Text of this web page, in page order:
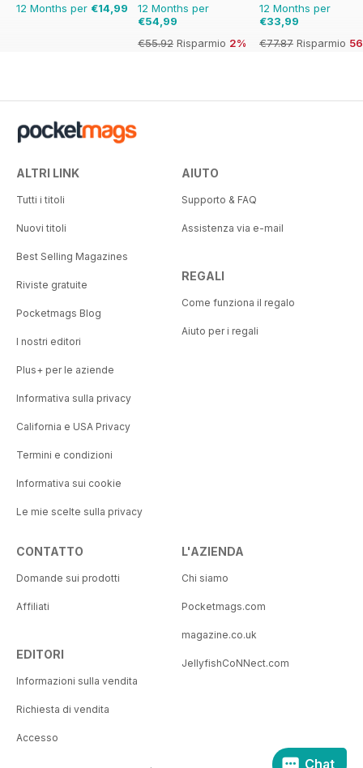
12 Months per €14,99
12 Months per
€54,99
€55.92 Risparmio 2%
12 Months per
€33,99
€77.87 Risparmio
ALTRI LINK
Tutti i titoli
Nuovi titoli
Best Selling Magazines
Riviste gratuite
Pocketmags Blog
I nostri editori
Plus+ per le aziende
Informativa sulla privacy
California e USA Privacy
Termini e condizioni
Informativa sui cookie
Le mie scelte sulla privacy
AIUTO
Supporto & FAQ
Assistenza via e-mail
REGALI
Come funziona il regalo
Aiuto per i regali
CONTATTO
Domande sui prodotti
Affiliati
EDITORI
Informazioni sulla vendita
Richiesta di vendita
Accesso
L'AZIENDA
Chi siamo
Pocketmags.com
magazine.co.uk
JellyfishCoNNect.com
Chat